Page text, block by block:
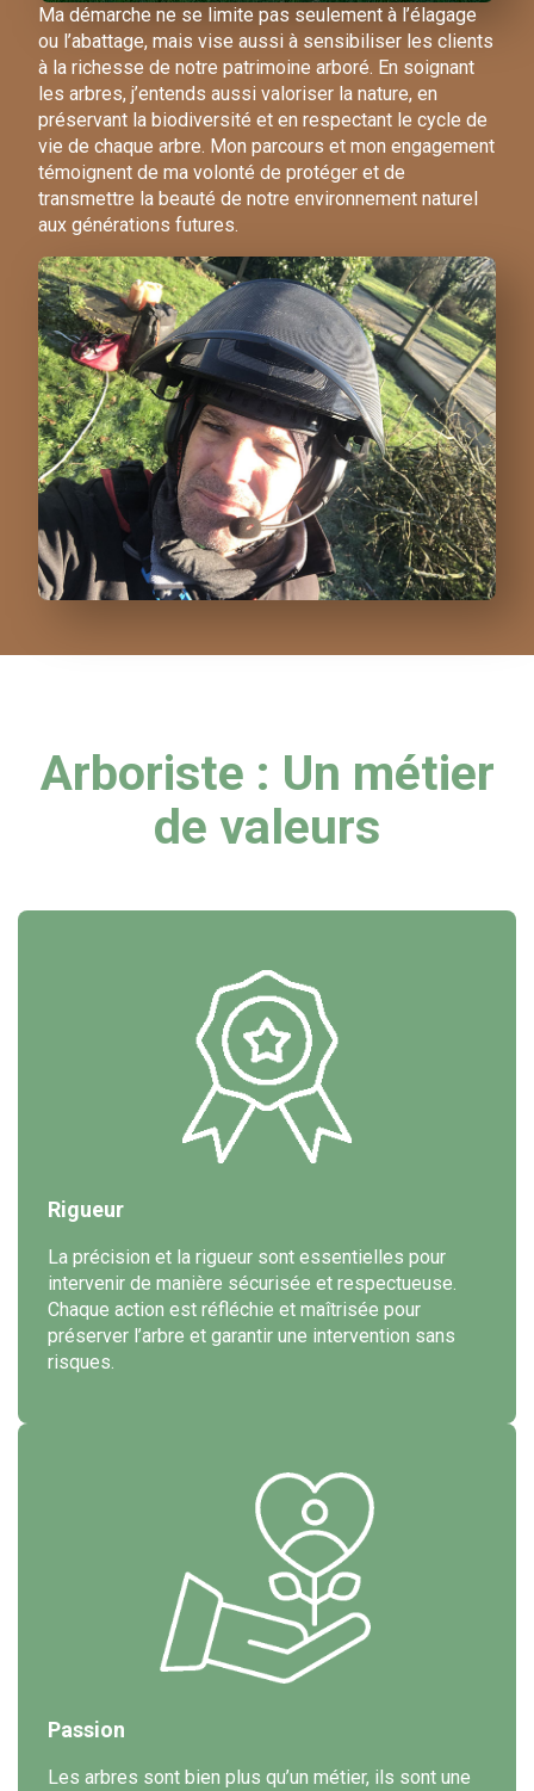
Ma démarche ne se limite pas seulement à l’élagage
ou l’abattage, mais vise aussi à sensibiliser les clients
à la richesse de notre patrimoine arboré. En soignant
les arbres, j’entends aussi valoriser la nature, en
préservant la biodiversité et en respectant le cycle de
vie de chaque arbre. Mon parcours et mon engagement
témoignent de ma volonté de protéger et de
transmettre la beauté de notre environnement naturel
aux générations futures.
Arboriste : Un métier
de valeurs
Rigueur
La précision et la rigueur sont essentielles pour
intervenir de manière sécurisée et respectueuse.
Chaque action est réfléchie et maîtrisée pour
préserver l’arbre et garantir une intervention sans
risques.
Passion
Les arbres sont bien plus qu’un métier, ils sont une